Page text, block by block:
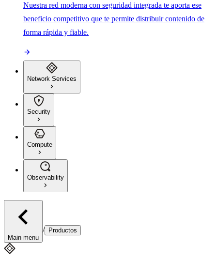
Nuestra red moderna con seguridad integrada te aporta ese
beneficio competitivo que te permite distribuir contenido de
forma rápida y fiable.
Network Services
Security
Compute
Observability
Main menu
/ Productos